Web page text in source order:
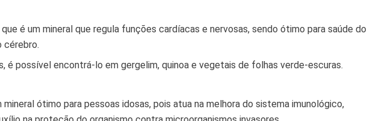
é um mineral que regula funções cardíacas e nervosas, sendo ótimo para saúde do
cérebro.
é possível encontrá-lo em gergelim, quinoa e vegetais de folhas verde-escuras.
mineral ótimo para pessoas idosas, pois atua na melhora do sistema imunológico,